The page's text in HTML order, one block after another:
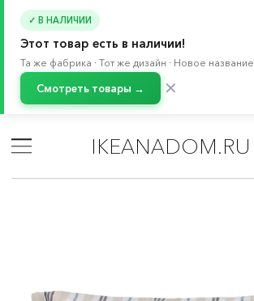
✓ В НАЛИЧИИ
Этот товар есть в наличии!
Та же фабрика · Тот же дизайн · Новое название
Смотреть товары → ✕
IKEANADOM.RU
Текстиль для спальни
Постельное белье
Комплекты постельного белья